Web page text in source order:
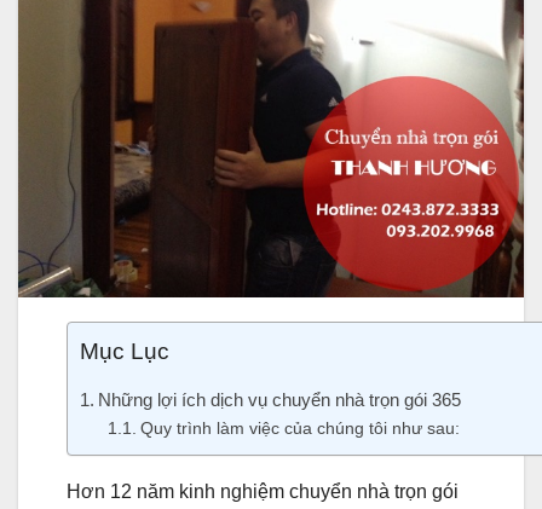
Mục Lục
Những lợi ích dịch vụ chuyển nhà trọn gói 365
Quy trình làm việc của chúng tôi như sau:
Hơn 12 năm kinh nghiệm chuyển nhà trọn gói